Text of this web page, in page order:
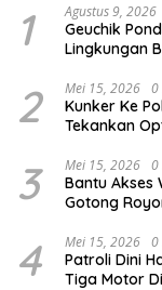
1 Agustus 9, 2026
Geuchik
Lingkungan
2 Mei 15, 2026 0
Kunker Ke
Tekankan
3 Mei 15, 2026 0
Bantu Akses
Gotong
4 Mei 15, 2026 0
Patroli Dini
Tiga Motor